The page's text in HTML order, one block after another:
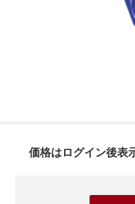
価格はログイン後表